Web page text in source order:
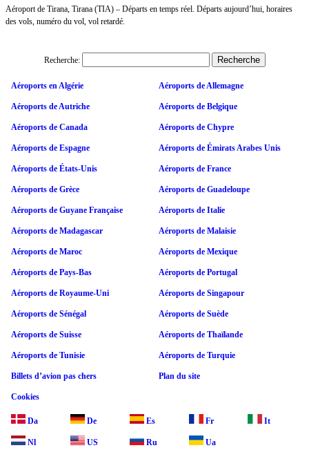
Aéroport de Tirana, Tirana (TIA) – Départs en temps réel. Départs aujourd’hui, horaires
des vols, numéro du vol, vol retardé.
Recherche:
Aéroports en Algérie Aéroports de Allemagne
Aéroports de Autriche Aéroports de Belgique
Aéroports de Canada Aéroports de Chypre
Aéroports de Espagne Aéroports de Émirats Arabes Unis
Aéroports de États-Unis Aéroports de France
Aéroports de Grèce Aéroports de Guadeloupe
Aéroports de Guyane Française Aéroports de Italie
Aéroports de Madagascar Aéroports de Malaisie
Aéroports de Maroc Aéroports de Mexique
Aéroports de Pays-Bas Aéroports de Portugal
Aéroports de Royaume-Uni Aéroports de Singapour
Aéroports de Sénégal Aéroports de Suède
Aéroports de Suisse Aéroports de Thaïlande
Aéroports de Tunisie Aéroports de Turquie
Billets d’avion pas chers Plan du site
Cookies
Da De Es Fr It
Nl US Ru Ua